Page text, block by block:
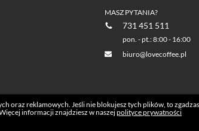
MASZ PYTANIA?
731 451 511
pon. - pt.: 8:00 - 16:00
biuro@lovecoffee.pl
reklamowych. Jeśli nie blokujesz tych plików, to
informacji znajdziesz w naszejpolityce prywatności